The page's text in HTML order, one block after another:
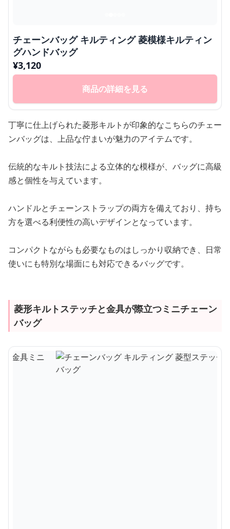
チェーンバッグ キルティング 菱模様キルティン
グハンドバッグ
¥3,120
商品の詳細を見る
丁寧に仕上げられた菱形キルトが印象的なこちらのチェー
ンバッグは、上品な佇まいが魅力のアイテムです。
伝統的なキルト技法による立体的な模様が、バッグに高級
感と個性を与えています。
ハンドルとチェーンストラップの両方を備えており、持ち
方を選べる利便性の高いデザインとなっています。
コンパクトながらも必要なものはしっかり収納でき、日常
使いにも特別な場面にも対応できるバッグです。
菱形キルトステッチと金具が際立つミニチェーン
バッグ